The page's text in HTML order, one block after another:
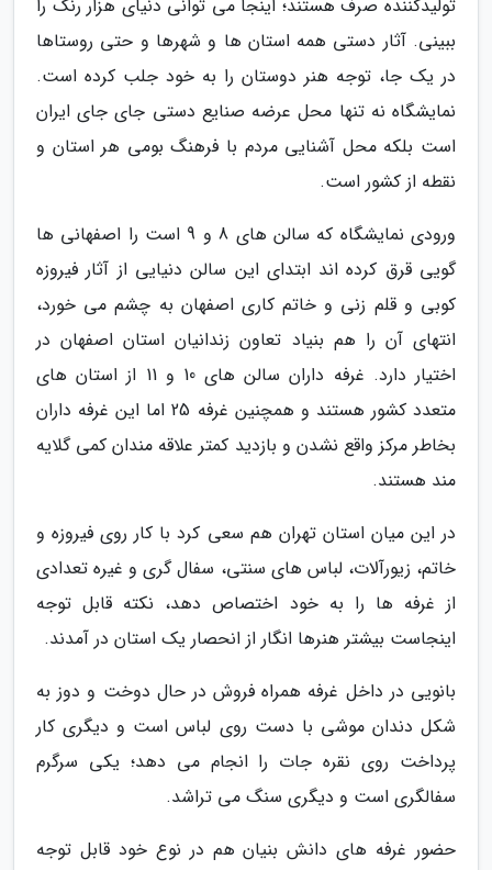
تولیدکننده صرف هستند؛ اینجا می توانی دنیای هزار رنگ را
ببینی. آثار دستی همه استان ها و شهرها و حتی روستاها
در یک جا، توجه هنر دوستان را به خود جلب کرده است.
نمایشگاه نه تنها محل عرضه صنایع دستی جای جای ایران
است بلکه محل آشنایی مردم با فرهنگ بومی هر استان و
نقطه از کشور است.
ورودی نمایشگاه که سالن های 8 و 9 است را اصفهانی ها
گویی قرق کرده اند ابتدای این سالن دنیایی از آثار فیروزه
کوبی و قلم زنی و خاتم کاری اصفهان به چشم می خورد،
انتهای آن را هم بنیاد تعاون زندانیان استان اصفهان در
اختیار دارد. غرفه داران سالن های 10 و 11 از استان های
متعدد کشور هستند و همچنین غرفه 25 اما این غرفه داران
بخاطر مرکز واقع نشدن و بازدید کمتر علاقه مندان کمی گلایه
مند هستند.
در این میان استان تهران هم سعی کرد با کار روی فیروزه و
خاتم، زیورآلات، لباس های سنتی، سفال گری و غیره تعدادی
از غرفه ها را به خود اختصاص دهد، نکته قابل توجه
اینجاست بیشتر هنرها انگار از انحصار یک استان در آمدند.
بانویی در داخل غرفه همراه فروش در حال دوخت و دوز به
شکل دندان موشی با دست روی لباس است و دیگری کار
پرداخت روی نقره جات را انجام می دهد؛ یکی سرگرم
سفالگری است و دیگری سنگ می تراشد.
حضور غرفه های دانش بنیان هم در نوع خود قابل توجه